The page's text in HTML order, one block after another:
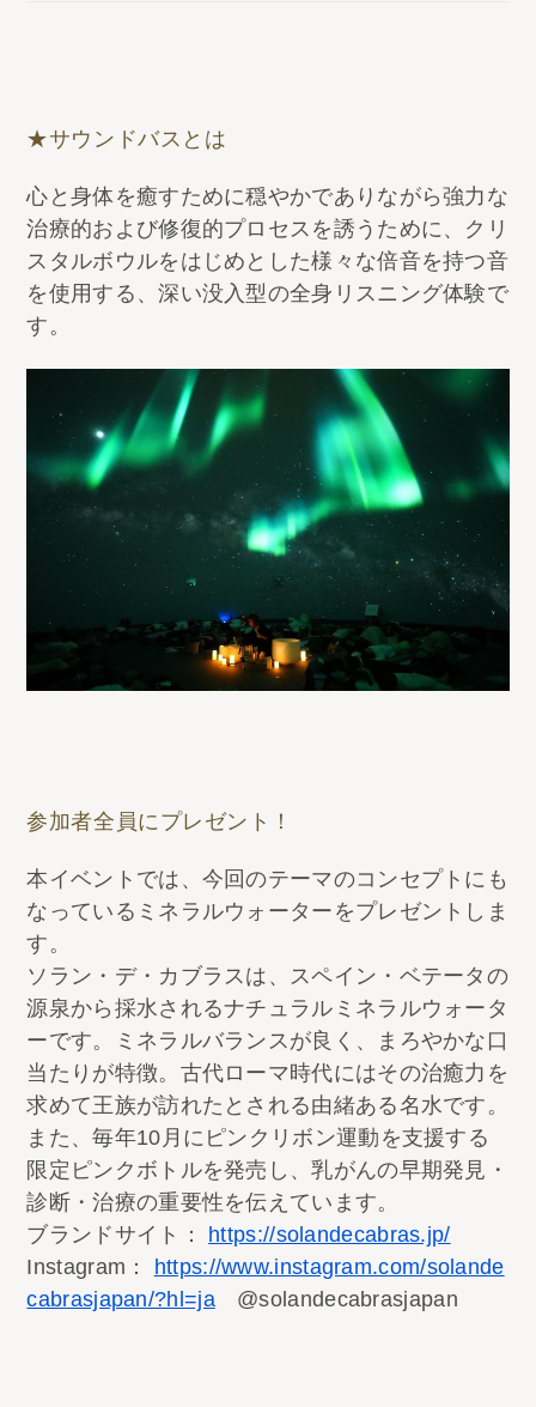
★サウンドバスとは
心と身体を癒すために穏やかでありながら強力な
治療的および修復的プロセスを誘うために、クリ
スタルボウルをはじめとした様々な倍音を持つ音
を使用する、深い没入型の全身リスニング体験で
す。
参加者全員にプレゼント！
本イベントでは、今回のテーマのコンセプトにも
なっているミネラルウォーターをプレゼントしま
す。
ソラン・デ・カブラスは、スペイン・ベテータの
源泉から採水されるナチュラルミネラルウォータ
ーです。ミネラルバランスが良く、まろやかな口
当たりが特徴。古代ローマ時代にはその治癒力を
求めて王族が訪れたとされる由緒ある名水です。
また、毎年10月にピンクリボン運動を支援する
限定ピンクボトルを発売し、乳がんの早期発見・
診断・治療の重要性を伝えています。
ブランドサイト： https://solandecabras.jp/
Instagram： https://www.instagram.com/solande
cabrasjapan/?hl=ja@solandecabrasjapan